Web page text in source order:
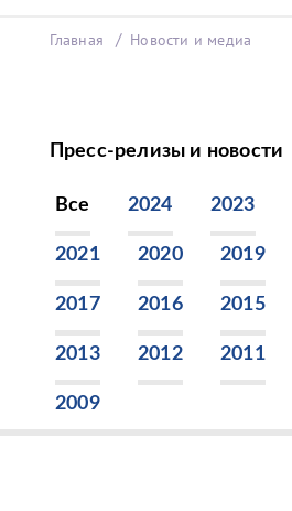
Главная Новости и медиа
Пресс-релизы и новости
Все 2024 2023
2021 2020 2019
2017 2016 2015
2013 2012 2011
2009